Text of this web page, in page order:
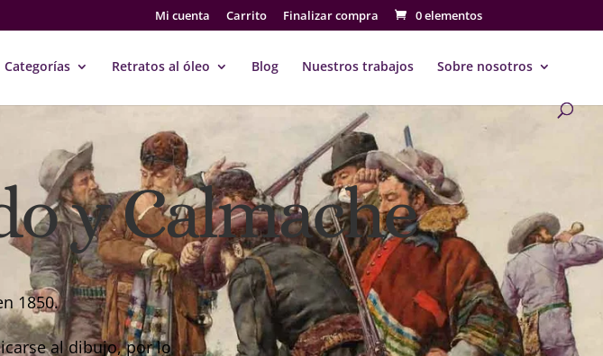
Mi cuenta Carrito Finalizar compra 0 elementos
Categorías Retratos al óleo Blog Nuestros trabajos Sobre nosotros
y Calmache
1850.
al dibujo, por lo